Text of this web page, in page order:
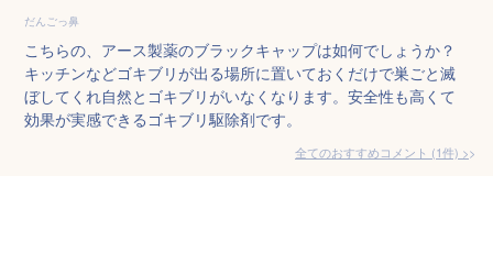
だんごっ鼻
こちらの、アース製薬のブラックキャップは如何でしょうか？
キッチンなどゴキブリが出る場所に置いておくだけで巣ごと滅
ぼしてくれ自然とゴキブリがいなくなります。安全性も高くて
効果が実感できるゴキブリ駆除剤です。
全てのおすすめコメント (1件) >